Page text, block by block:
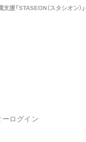
援「STASEON（スタシオン
ログイン